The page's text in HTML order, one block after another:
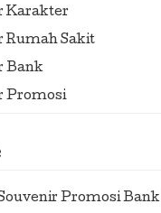
Karakter
Rumah Sakit
Bank
Promosi
Promosi Bank